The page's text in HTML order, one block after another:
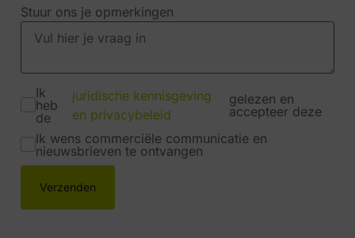
Stuur ons je opmerkingen
Ik
heb
de
juridische kennisgeving
en privacybeleid
gelezen en
accepteer deze
Ik wens commerciële communicatie en
nieuwsbrieven te ontvangen
Verzenden